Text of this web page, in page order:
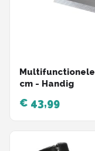
Multifunctionele
cm - Handig
€ 43,99